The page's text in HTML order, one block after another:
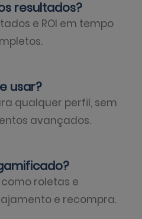
resultados?
e ROI em tempo
usar?
qualquer perfil, sem
avançados.
roletas e
e recompra.